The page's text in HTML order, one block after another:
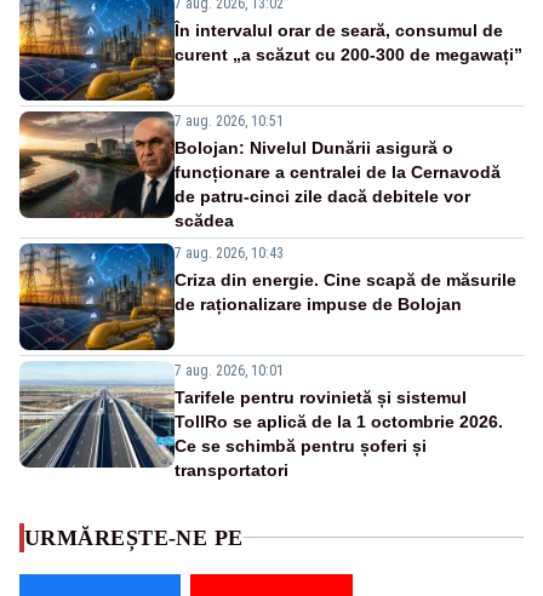
În intervalul orar de seară, consumul de
curent „a scăzut cu 200-300 de megawați”
7 aug. 2026, 10:51
Bolojan: Nivelul Dunării asigură o
funcționare a centralei de la Cernavodă
de patru-cinci zile dacă debitele vor
scădea
7 aug. 2026, 10:43
Criza din energie. Cine scapă de măsurile
de raționalizare impuse de Bolojan
7 aug. 2026, 10:01
Tarifele pentru rovinietă și sistemul
TollRo se aplică de la 1 octombrie 2026.
Ce se schimbă pentru șoferi și
transportatori
URMĂREȘTE-NE PE